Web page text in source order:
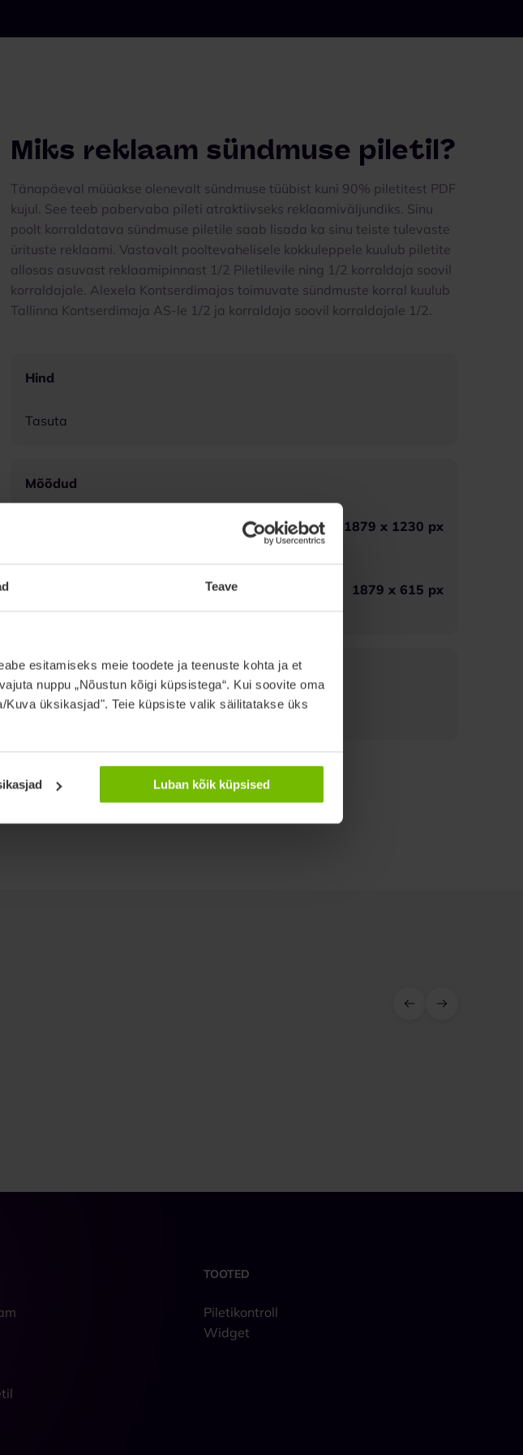
Teave
esitamiseks meie toodete ja teenuste kohta ja et
nuppu „Nõustun kõigi küpsistega“. Kui soovite oma
Kuva üksikasjad". Teie küpsiste valik säilitatakse üks
Luban kõik küpsised
Miks reklaam sündmuse piletil?
Tänapäeval müüakse olenevalt sündmuse tüübist kuni 90% piletitest PDF
kujul. See teeb pabervaba pileti atraktiivseks reklaamiväljundiks. Sinu
poolt korraldatava sündmuse piletile saab lisada ka sinu teiste tulevaste
ürituste reklaami. Vastavalt pooltevahelisele kokkuleppele kuulub piletite
allosas asuvast reklaamipinnast 1/2 Piletilevile ning 1/2 korraldaja soovil
korraldajale. Alexela Kontserdimajas toimuvate sündmuste korral kuulub
Tallinna Kontserdimaja AS-le 1/2 ja korraldaja soovil korraldajale 1/2.
Hind
Tasuta
Mõõdud
1879 x 1230 px
1879 x 615 px
Formaat
TOOTED
Piletikontroll
Widget